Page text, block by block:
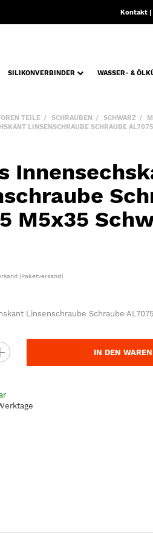
Kontakt |
SILIKONVERBINDER
WASSER- &
TEILE SCHRAUBEN SCHWARZ
LINSENSCHRAUBE SCHRAUBE
M5x35
(Paketversand)
Linsenschraube Schraube
IN DEN